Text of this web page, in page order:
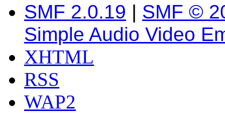
SMF 2.0.19 | SMF ©
Simple Audio Video
XHTML
RSS
WAP2